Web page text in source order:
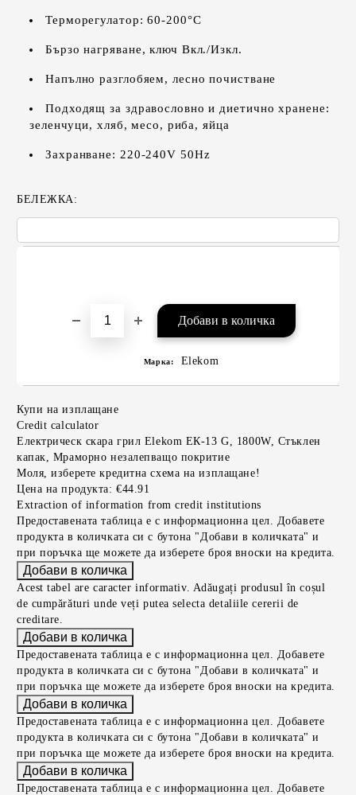
Терморегулатор: 60-200°C
Бързо нагряване, ключ Вкл./Изкл.
Напълно разглобяем, лесно почистване
Подходящ за здравословно и диетично хранене:
зеленчуци, хляб, месо, риба, яйца
Захранване: 220-240V 50Hz
БЕЛЕЖКА:
Марка: Elekom
Купи на изплащане
Credit calculator
Електрическ скара грил Elekom ЕК-13 G, 1800W, Стъклен
капак, Мраморно незалепващо покритие
Моля, изберете кредитна схема на изплащане!
Цена на продукта: €44.91
Extraction of information from credit institutions
Предоставената таблица е с информационна цел. Добавете
продукта в количката си с бутона "Добави в количката" и
при поръчка ще можете да изберете броя вноски на кредита.
Acest tabel are caracter informativ. Adăugați produsul în coșul
de cumpărături unde veți putea selecta detaliile cererii de
creditare.
Предоставената таблица е с информационна цел. Добавете
продукта в количката си с бутона "Добави в количката" и
при поръчка ще можете да изберете броя вноски на кредита.
Предоставената таблица е с информационна цел. Добавете
продукта в количката си с бутона "Добави в количката" и
при поръчка ще можете да изберете броя вноски на кредита.
Предоставената таблица е с информационна цел. Добавете